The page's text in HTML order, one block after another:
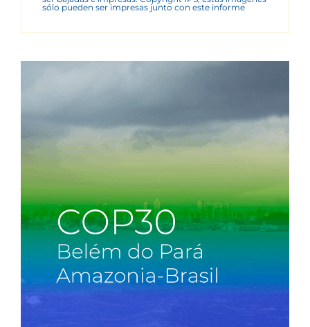
sólo pueden ser impresas junto con este informe